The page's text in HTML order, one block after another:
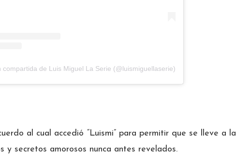
compartida de Luis Miguel La Serie (@luismiguellaserie)
al cual accedió “Luismi” para permitir que se lleve a la
y secretos amorosos nunca antes revelados.